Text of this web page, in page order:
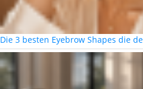
Die 3 besten Eyebrow Shapes die